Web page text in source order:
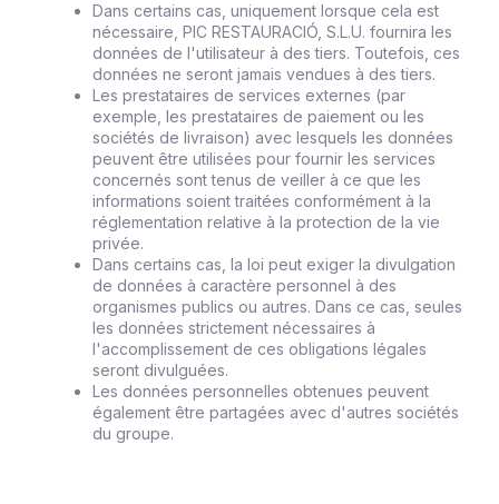
Dans certains cas, uniquement lorsque cela est
nécessaire, PIC RESTAURACIÓ, S.L.U. fournira les
données de l'utilisateur à des tiers. Toutefois, ces
données ne seront jamais vendues à des tiers.
Les prestataires de services externes (par
exemple, les prestataires de paiement ou les
sociétés de livraison) avec lesquels les données
peuvent être utilisées pour fournir les services
concernés sont tenus de veiller à ce que les
informations soient traitées conformément à la
réglementation relative à la protection de la vie
privée.
Dans certains cas, la loi peut exiger la divulgation
de données à caractère personnel à des
organismes publics ou autres. Dans ce cas, seules
les données strictement nécessaires à
l'accomplissement de ces obligations légales
seront divulguées.
Les données personnelles obtenues peuvent
également être partagées avec d'autres sociétés
du groupe.